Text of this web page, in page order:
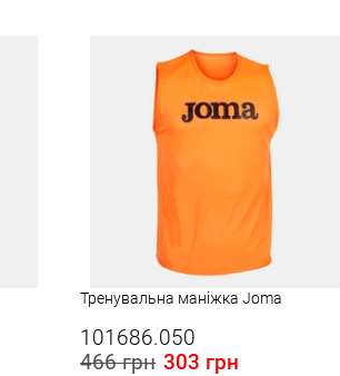
Тренувальна маніжка Joma
101686.050
466 грн 303 грн